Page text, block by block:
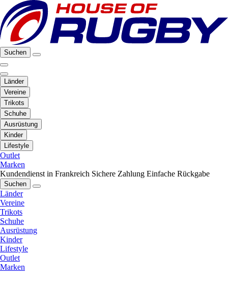
Suchen
Länder
Vereine
Trikots
Schuhe
Ausrüstung
Kinder
Lifestyle
Outlet
Marken
Kundendienst in Frankreich Sichere Zahlung Einfache Rückgabe
Suchen
Länder
Vereine
Trikots
Schuhe
Ausrüstung
Kinder
Lifestyle
Outlet
Marken